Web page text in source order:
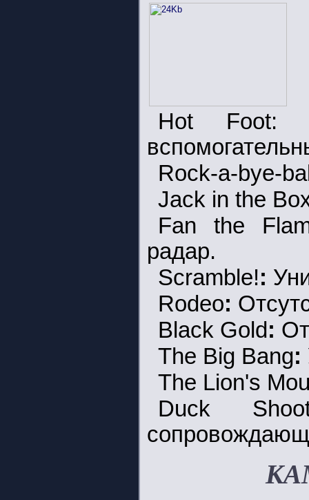
Hot Foot:
Rock-a-bye-
Jack in the
Fan the
радар.
Scramble!:
Rodeo:
Black Gold:
The Big Bang:
The Lion's
Duck